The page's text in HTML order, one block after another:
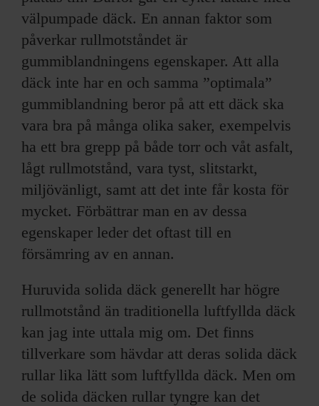
välpumpade däck. En annan faktor som
påverkar rullmotståndet är
gummiblandningens egenskaper. Att alla
däck inte har en och samma ”optimala”
gummiblandning beror på att ett däck ska
vara bra på många olika saker, exempelvis
ha ett bra grepp på både torr och våt asfalt,
lågt rullmotstånd, vara tyst, slitstarkt,
miljövänligt, samt att det inte får kosta för
mycket. Förbättrar man en av dessa
egenskaper leder det oftast till en
försämring av en annan.
Huruvida solida däck generellt har högre
rullmotstånd än traditionella luftfyllda däck
kan jag inte uttala mig om. Det finns
tillverkare som hävdar att deras solida däck
rullar lika lätt som luftfyllda däck. Men om
de solida däcken rullar tyngre kan det